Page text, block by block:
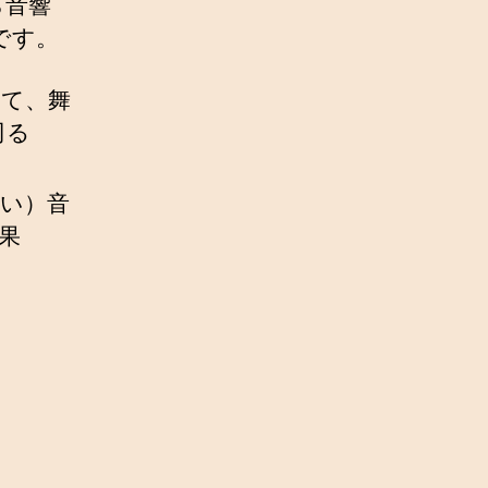
響
。
、舞
）音